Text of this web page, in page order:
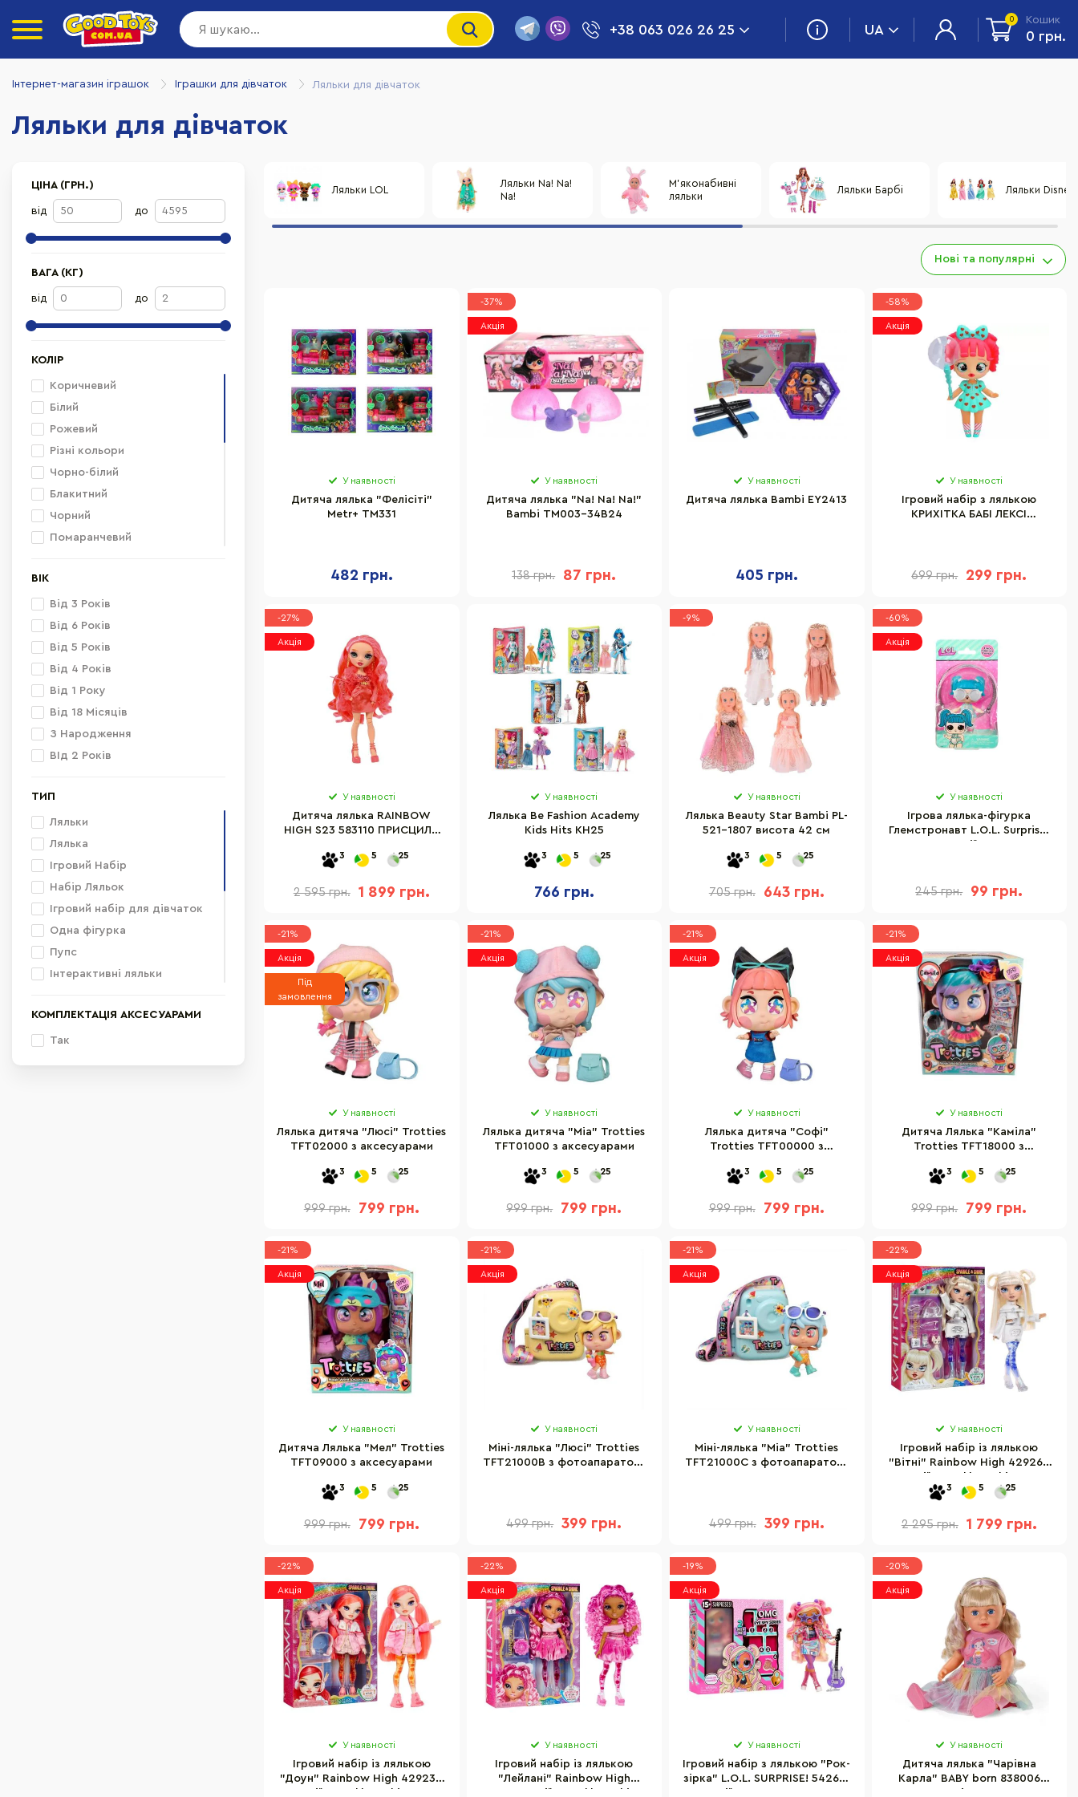
+38 063 026 26 25 UA
0 Кошик
0 грн.
Інтернет-магазин іграшок Іграшки для дівчаток Ляльки для дівчаток
Ляльки для дівчаток
ЦІНА (ГРН.)
від до
ВАГА (КГ)
від до
КОЛІР
Коричневий
Білий
Рожевий
Різні кольори
Чорно-білий
Блакитний
Чорний
Помаранчевий
Фіолетовий
Золотистий
Бірюзовий
Жовтий
Синьо-рожевий
Бузковий
Біло-блакитний
Срібний
Зелений
ВІК
Від 3 Років
Від 6 Років
Від 5 Років
Від 4 Років
Від 1 Року
Від 18 Місяців
З Народження
ВІд 2 Років
ТИП
Ляльки
Лялька
Ігровий Набір
Набір Ляльок
Ігровий набір для дівчаток
Одна фігурка
Пупс
Інтерактивні ляльки
Інтерактивні іграшки
Лялька-манекен
КОМПЛЕКТАЦІЯ АКСЕСУАРАМИ
Так
Ляльки LOL
Ляльки Na! Na!
Na!
М'яконабивні
ляльки
Ляльки Барбі Ляльки Disney
Нові та популярні
У наявності
Дитяча лялька "Фелісіті"
Metr+ TM331
482 грн.
-37%
Акція
У наявності
Дитяча лялька "Na! Na! Na!"
Bambi TM003-34B24
138 грн. 87 грн.
У наявності
Дитяча лялька Bambi EY2413
405 грн.
-58%
Акція
У наявності
Ігровий набір з лялькою
КРИХІТКА БАБІ ЛЕКСІ
699 грн. 299 грн.
-27%
Акція
У наявності
Дитяча лялька RAINBOW
HIGH S23 583110 ПРИСЦИЛА
3 5 25
2 595 грн. 1 899 грн.
У наявності
Лялька Be Fashion Academy
Kids Hits KH25
3 5 25
766 грн.
-9%
У наявності
Лялька Beauty Star Bambi PL-
521-1807 висота 42 см
3 5 25
705 грн. 643 грн.
-60%
Акція
У наявності
Ігрова лялька-фігурка
Глемстронавт L.O.L. Surprise!
245 грн. 99 грн.
-21%
Акція
Під
замовлення
У наявності
Лялька дитяча "Люсі" Trotties
TFT02000 з аксесуарами
3 5 25
999 грн. 799 грн.
-21%
Акція
У наявності
Лялька дитяча "Міа" Trotties
TFT01000 з аксесуарами
3 5 25
999 грн. 799 грн.
-21%
Акція
У наявності
Лялька дитяча "Софі"
Trotties TFT00000 з
3 5 25
999 грн. 799 грн.
-21%
Акція
У наявності
Дитяча Лялька "Каміла"
Trotties TFT18000 з
3 5 25
999 грн. 799 грн.
-21%
Акція
У наявності
Дитяча Лялька "Мел" Trotties
TFT09000 з аксесуарами
3 5 25
999 грн. 799 грн.
-21%
Акція
У наявності
Міні-лялька "Люсі" Trotties
TFT21000B з фотоапаратом,
499 грн. 399 грн.
-21%
Акція
У наявності
Міні-лялька "Міа" Trotties
TFT21000C з фотоапаратом,
499 грн. 399 грн.
-22%
Акція
У наявності
Ігровий набір із лялькою
"Вітні" Rainbow High 429265
аксесуарами
3 5 25
2 295 грн. 1 799 грн.
-22%
Акція
У наявності
Ігровий набір із лялькою
"Доун" Rainbow High 429234
-22%
Акція
У наявності
Ігровий набір із лялькою
"Лейлані" Rainbow High
-19%
Акція
У наявності
Ігровий набір з лялькою "Рок-
зірка" L.O.L. SURPRISE! 542681
-20%
Акція
У наявності
Дитяча лялька "Чарівна
Карла" BABY born 838006